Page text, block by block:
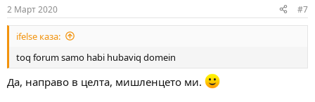
2 Март 2020 #7
ifelse каза:
toq forum samo habi hubaviq domein
Да, направо в целта, мишленцето ми.